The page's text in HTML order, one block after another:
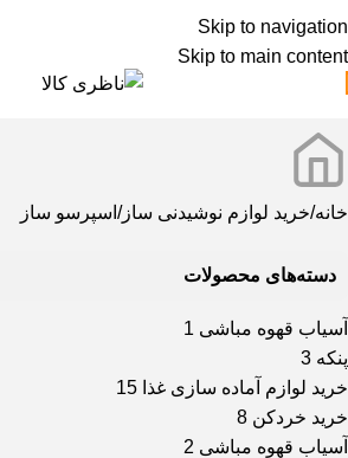
Skip to navigation
Skip to main content
خانه خرید لوازم نوشیدنی ساز اسپرسو ساز
دسته‌های محصولات
آسیاب قهوه مباشی 1
پنکه 3
خرید لوازم آماده سازی غذا 15
خرید خردکن 8
آسیاب قهوه مباشی 2